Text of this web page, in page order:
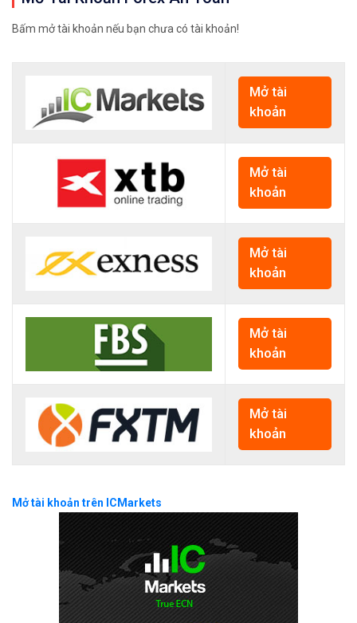
Bấm mở tài khoản nếu bạn chưa có tài khoản!
Mở tài
khoản
Mở tài
khoản
Mở tài
khoản
Mở tài
khoản
Mở tài
khoản
Mở tài khoản trên ICMarkets